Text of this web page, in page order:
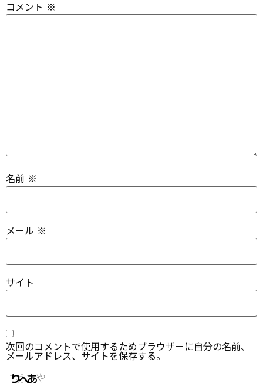
コメント ※
名前 ※
メール ※
サイト
次回のコメントで使用するためブラウザーに自分の名前、
メールアドレス、サイトを保存する。